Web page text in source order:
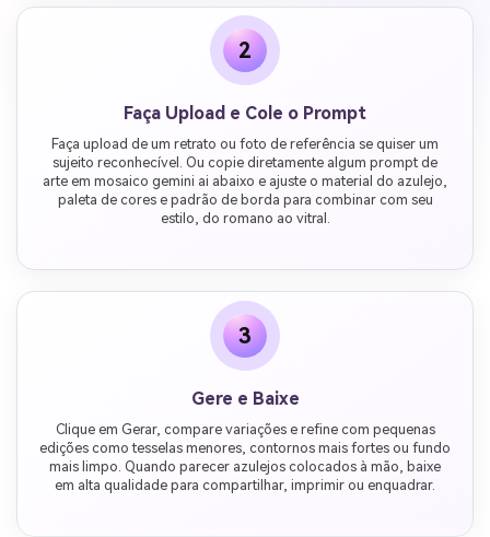
2
Faça Upload e Cole o Prompt
Faça upload de um retrato ou foto de referência se quiser um
sujeito reconhecível. Ou copie diretamente algum prompt de
arte em mosaico gemini ai abaixo e ajuste o material do azulejo,
paleta de cores e padrão de borda para combinar com seu
estilo, do romano ao vitral.
3
Gere e Baixe
Clique em Gerar, compare variações e refine com pequenas
edições como tesselas menores, contornos mais fortes ou fundo
mais limpo. Quando parecer azulejos colocados à mão, baixe
em alta qualidade para compartilhar, imprimir ou enquadrar.